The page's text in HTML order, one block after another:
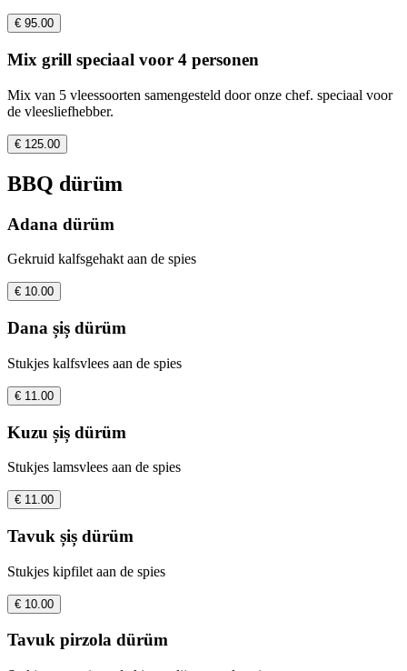
€ 95.00
Mix grill speciaal voor 4 personen
Mix van 5 vleessoorten samengesteld door onze chef. speciaal voor
de vleesliefhebber.
€ 125.00
BBQ dürüm
Adana dürüm
Gekruid kalfsgehakt aan de spies
€ 10.00
Dana șiș dürüm
Stukjes kalfsvlees aan de spies
€ 11.00
Kuzu șiș dürüm
Stukjes lamsvlees aan de spies
€ 11.00
Tavuk șiș dürüm
Stukjes kipfilet aan de spies
€ 10.00
Tavuk pirzola dürüm